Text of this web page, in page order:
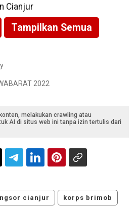
Cianjur
Tampilkan Semua
2022
melakukan crawling atau
AI di situs web ini tanpa izin tertulis dari
cianjur korps brimob